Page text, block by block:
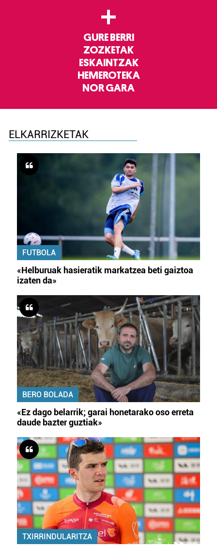
+
GURE BERRI
ZOZKETAK
ESKAINTZAK
HEMEROTEKA
NOR GARA
ELKARRIZKETAK
FUTBOLA
«Helburuak hasieratik markatzea beti gaiztoa
izaten da»
BERO BOLADA
«Ez dago belarrik; garai honetarako oso erreta
daude bazter guztiak»
TXIRRINDULARITZA